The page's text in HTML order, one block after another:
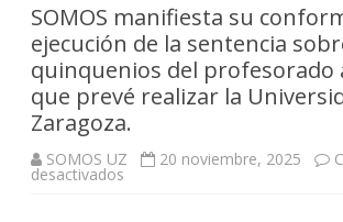
SOMOS manifiesta su
ejecución de la sentencia
quinquenios del profesorado
que prevé realizar la
Zaragoza.
SOMOS UZ 20 noviembre, 2025
desactivados